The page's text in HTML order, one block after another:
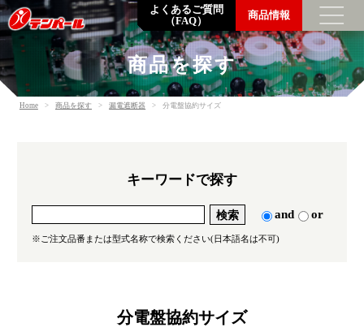
トップメッセージ
企業情報
環境の取り組み
調達方針
一般事業主行動計画
よくあるご質問
（FAQ）
商品情報
商品を探す
Home 商品を探す 漏電遮断器 分電盤協約サイズ
キーワードで探す
and or
※ご注文品番または型式名称で検索ください(日本語名は不可)
分電盤協約サイズ